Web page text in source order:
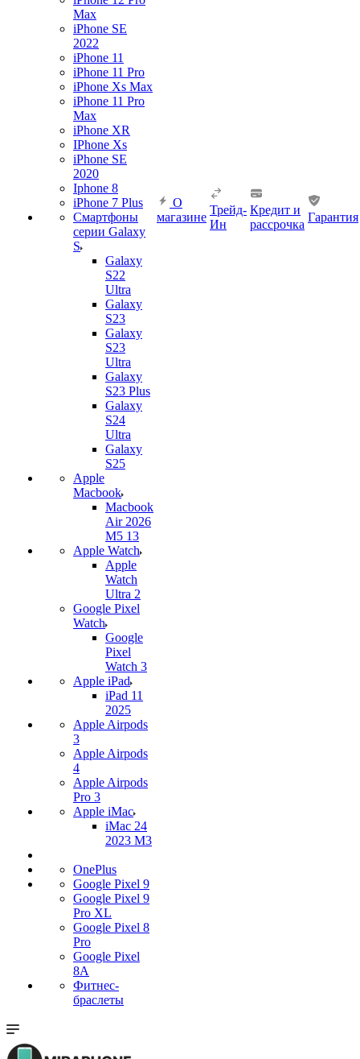
Max
iPhone SE
2022
iPhone 11
iPhone 11 Pro
iPhone Xs Max
iPhone 11 Pro
Max
iPhone XR
IPhone Xs
iPhone SE
2020
Iphone 8
iPhone 7 Plus
Смартфоны
серии Galaxy
S
Galaxy
S22
Ultra
Galaxy
S23
Galaxy
S23
Ultra
Galaxy
S23 Plus
Galaxy
S24
Ultra
Galaxy
S25
Apple
Macbook
Macbook
Air 2026
M5 13
Apple Watch
Apple
Watch
Ultra 2
Google Pixel
Watch
Google
Pixel
Watch 3
Apple iPad
iPad 11
2025
Apple Airpods
3
Apple Airpods
4
Apple Airpods
Pro 3
Apple iMac
iMac 24
2023 M3
OnePlus
Google Pixel 9
Google Pixel 9
Pro XL
Google Pixel 8
Pro
Google Pixel
8A
Фитнес-
браслеты
О
магазине
Трейд-
Ин
Кредит и
рассрочка
Гарантия